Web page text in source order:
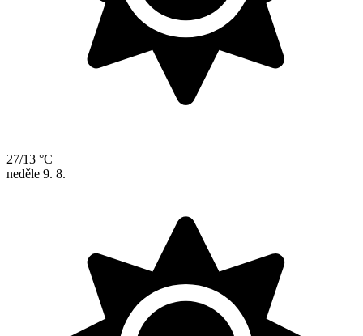
27/13 °C
neděle 9. 8.